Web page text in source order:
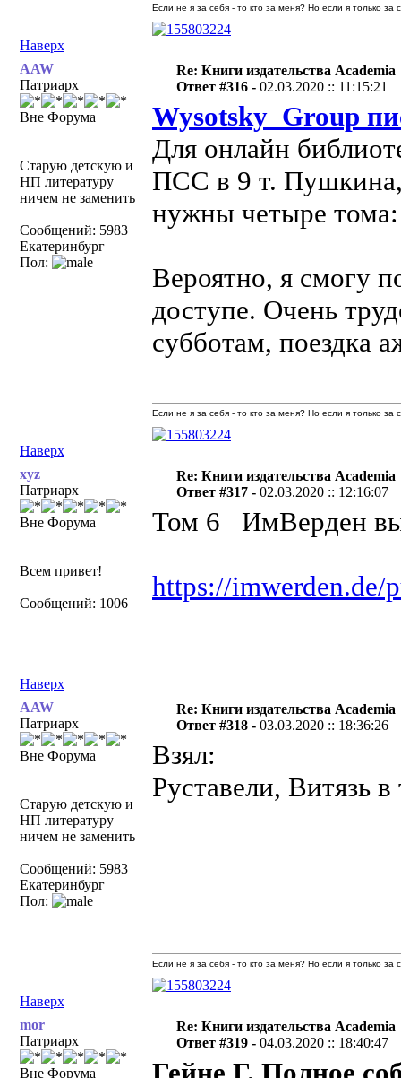
Наверх
Если не я за себя - то кто за меня? Но если я только
AAW
Патриарх
Вне Форума
Старую детскую и
НП литературу
ничем не заменить
Сообщений: 5983
Екатеринбург
Пол:
Re: Книги издательства Academia
Ответ #316 -02.03.2020 :: 11:15:21
Wysotsky_Group
Для онлайн
ПСС в 9 т.
нужны четыре
Вероятно, я смогу
доступе. Очень
субботам, поездка
Наверх
Если не я за себя - то кто за меня? Но если я только
xyz
Патриарх
Вне Форума
Всем привет!
Сообщений: 1006
Re: Книги издательства Academia
Ответ #317 -02.03.2020 :: 12:16:07
Том 6 ИмВерден
https://imwerden.de/
Наверх
AAW
Патриарх
Вне Форума
Старую детскую и
НП литературу
ничем не заменить
Сообщений: 5983
Екатеринбург
Пол:
Re: Книги издательства Academia
Ответ #318 -03.03.2020 :: 18:36:26
Взял:
Руставели, Витязь
Наверх
Если не я за себя - то кто за меня? Но если я только
mor
Патриарх
Вне Форума
Re: Книги издательства Academia
Ответ #319 -04.03.2020 :: 18:40:47